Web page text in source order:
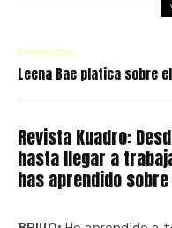
Entrevistas
Leena Bae platica sobre
Revista Kuadro:
hasta llegar a
has aprendido